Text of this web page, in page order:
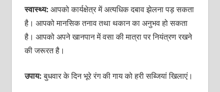
स्वास्थ्य: आपको कार्यक्षेत्र में अत्यधिक दबाव झेलना पड़ सकता
है। आपको मानसिक तनाव तथा थकान का अनुभव हो सकता
है। आपको अपने खानपान में वसा की मात्रा पर नियंत्रण रखने
की जरूरत है।
उपाय:बुधवार के दिन भूरे रंग की गाय को हरी सब्जियां खिलाएं।